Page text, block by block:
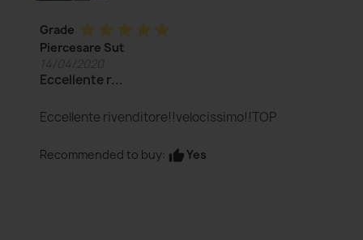
Grade star star star star star
Piercesare Sut
Eccellente r...
Eccellente rivenditore!!velocissimo!!TOP
Recommended to buy: thumb_upYes